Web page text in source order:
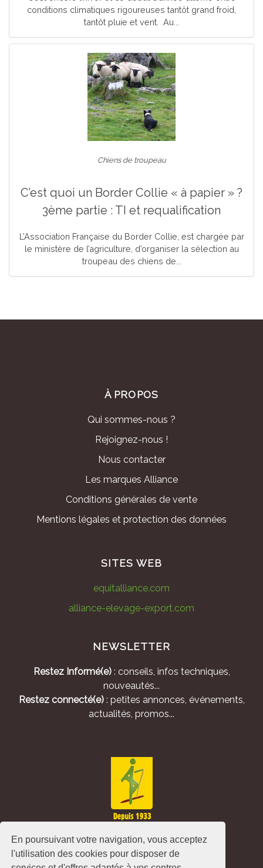
En poursuivant votre navigation, vous acceptez
l'utilisation des cookies pour disposer de
conditions climatiques rigoureuses tantôt grand froid,
tantôt pluie et vent. Au...
Chiens de troupeau
C’est quoi un Border Collie « à papier » ?
3ème partie : TI et requalification
L’Association Française du Border Collie, est chargée par
le ministère de l’agriculture, d’organiser la sélection au
troupeau des chiens de...
À PROPOS
Qui sommes-nous ?
Rejoignez-nous !
Nous contacter
Les marques Alliance
Conditions générales de vente
Mentions légales et protection des données
SITES WEB
equitalliance.com
alliance-elevage-export.com
NEWSLETTER
Restez Informé(e): conseils, infos techniques,
nouveautés...
Restez connecté(e): petites annonces, événements,
actualités, promos...